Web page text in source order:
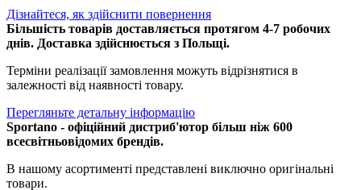
Дізнайтеся, як здійснити повернення
Більшість товарів доставляється протягом 4-7 робочих
днів. Доставка здійснюється з Польщі.
Терміни реалізації замовлення можуть відрізнятися в
залежності від наявності товару.
Перегляньте детальну інформацію
Sportano - офіційний дистриб'ютор більш ніж 600
всесвітньовідомих брендів.
В нашому асортименті представлені виключно оригінальні
товари.